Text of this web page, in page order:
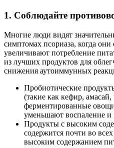
1. Соблюдайте
Многие люди видят
симптомах псориаза, когда
увеличивают потребление
из лучших продуктов для
снижения аутоиммунных
Пробиотические
(такие как кефир, амасай,
ферментированные
уменьшают воспаление
Продукты с высоким
содержится почти во
высоким содержанием